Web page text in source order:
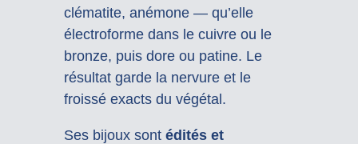
clématite, anémone — qu’elle
électroforme dans le cuivre ou le
bronze, puis dore ou patine. Le
résultat garde la nervure et le
froissé exacts du végétal.
Ses bijoux sont édités et